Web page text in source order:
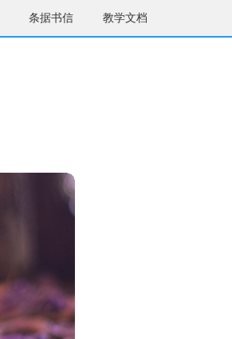
条据书信 教学文档